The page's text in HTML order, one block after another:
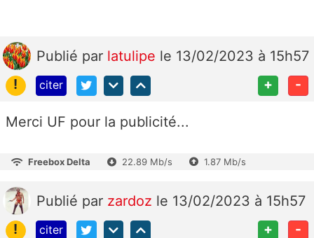
Publié par latulipe le 13/02/2023 à 15h57
!
citer + -
Merci UF pour la publicité...
Freebox Delta 22.89 Mb/s 1.87 Mb/s
Publié par zardoz le 13/02/2023 à 15h57
!
citer + -